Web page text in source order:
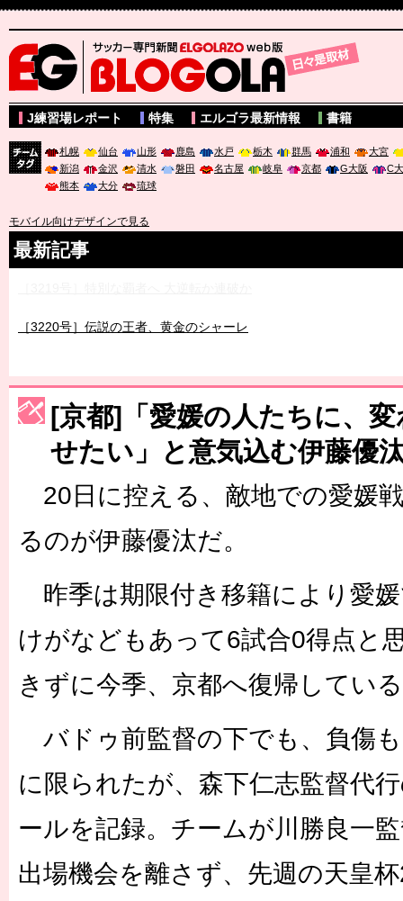
サッカー専門新聞ELGOLAZO web版 BLOGOLA
J練習場レポート 特集 エルゴラ最新情報 書籍
札幌 仙台 山形 鹿島 水戸 栃木 群馬 浦和
大宮
新潟
金沢 清水 磐田 名古屋 岐阜 京都 G大阪
C
熊本
大分 琉球
モバイル向けデザインで見る
最新記事
［3220号］伝説の王者、黄金のシャーレ
［3230号］世界一への夢は終わらない
［3223号］一丸。日本出陣
［3222号］史上最大のW杯開幕 注目は「個」
長谷川 アーリアジャスールさんがシンポジウム「気候変動から命
[京都]「愛媛の人たちに、
せたい」と意気込む伊藤優
20日に控える、敵地での愛媛
るのが伊藤優汰だ。
昨季は期限付き移籍により愛
けがなどもあって6試合0得点と
きずに今季、京都へ復帰してい
バドゥ前監督の下でも、負傷
に限られたが、森下仁志監督代
ールを記録。チームが川勝良一
出場機会を離さず、先週の天皇